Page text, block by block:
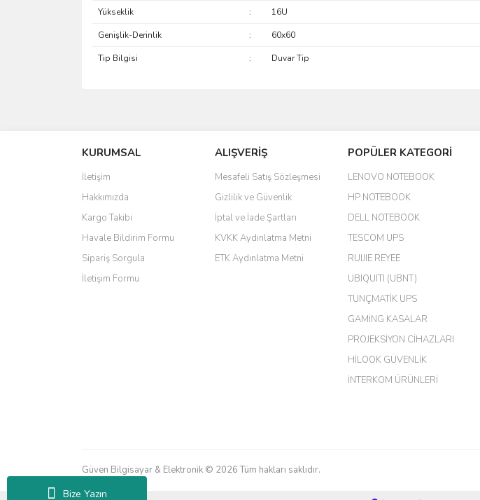
Bize Yazın
Yükseklik : 16U
Genişlik-Derinlik : 60x60
Tip Bilgisi : Duvar Tip
kamera ile 24 izlenmektedir diye küçük bir tabela olsa daha hoş olurdu
Barış Başaran | 04/07/2026
hızlı güvenli bir alışveriş oldu
Yalçın Kaya | 20/06/2026
Her şey için teşekkür ederim çok kaliteli bir firmasınız çok kaliteli ürün satıyorsunuz
KURUMSAL
İletişim
Hakkımızda
Kargo Takibi
Havale Bildirim Formu
Sipariş Sorgula
İletişim Formu
ALIŞVERİŞ
Mesafeli Satış Sözleşmesi
Gizlilik ve Güvenlik
İptal ve İade Şartları
KVKK Aydınlatma Metni
ETK Aydınlatma Metni
POPÜLER KATEGORİ
LENOVO NOTEBOOK
HP NOTEBOOK
DELL NOTEBOOK
TESCOM UPS
RUIJIE REYEE
UBIQUITI (UBNT)
TUNÇMATİK UPS
GAMİNG KASALAR
PROJEKSİYON CİHAZLARI
HİLOOK GÜVENLİK
İNTERKOM ÜRÜNLERİ
Güven Bilgisayar & Elektronik © 2026 Tüm hakları saklıdır.